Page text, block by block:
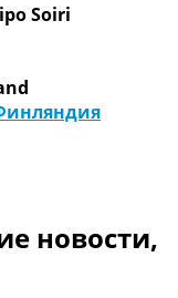
Мира
Soiri
новости,